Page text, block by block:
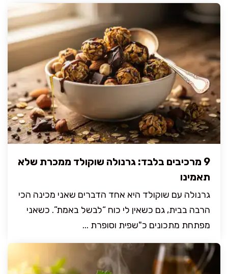
9 מרכיבים בלבד: גרנולה שוקולד ממכרת שלא
תאמינו
גרנולה עם שוקולד היא אחד הדברים שאני מכינה הכי
הרבה בבית, גם כשאין לי כוח “לבשל באמת”. כשאני
מפתחת מתכונים כ"שפית וסופרת ...